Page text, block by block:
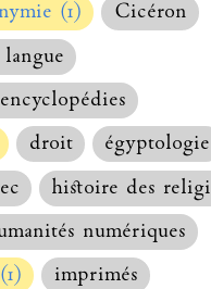
(1)
Cicéron
droit
égyptologie
histoire des
numériques
imprimés